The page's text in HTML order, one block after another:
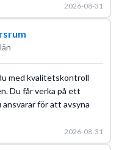
2026-08-31
med kvalitetskontroll
Du får verka på ett
för att avsyna
2026-08-31